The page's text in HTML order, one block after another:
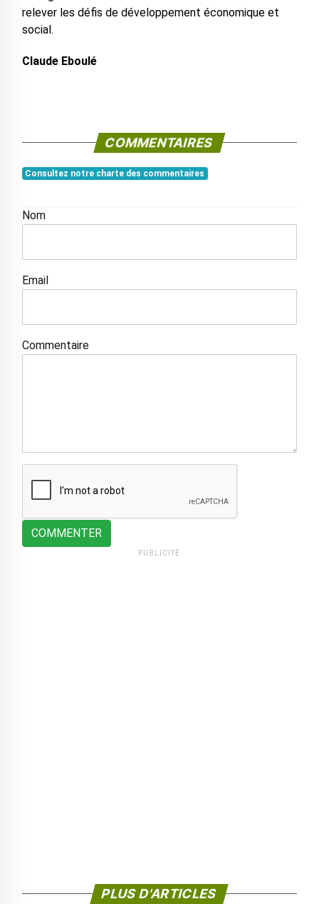
relever les défis de développement économique et
social.
Claude Eboulé
COMMENTAIRES
Consultez notre charte des commentaires
Nom
Email
Commentaire
COMMENTER
PUBLICITÉ
PLUS D'ARTICLES